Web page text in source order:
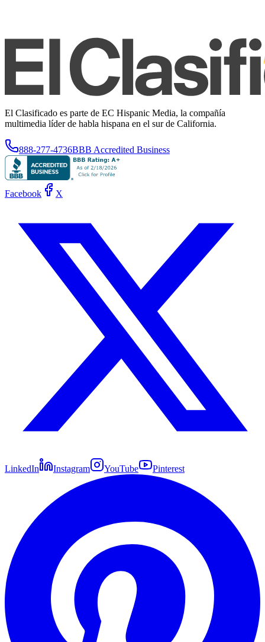
El Clasificado es parte de EC Hispanic Media, la compañía
multimedia líder de habla hispana en el sur de California.
888-277-4736BBB Accredited Business
Facebook X
LinkedIn Instagram YouTube Pinterest